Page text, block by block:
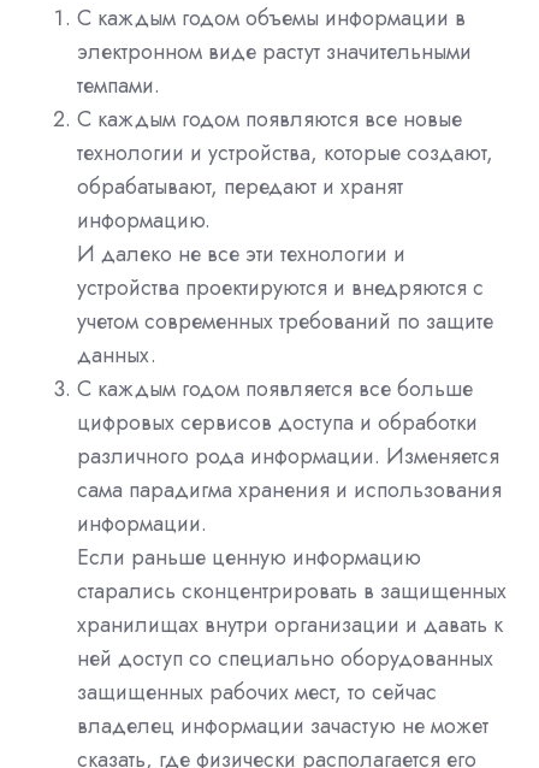
С каждым годом объемы информации в
электронном виде растут значительными
темпами.
С каждым годом появляются все новые
технологии и устройства, которые создают,
обрабатывают, передают и хранят
информацию.
И далеко не все эти технологии и
устройства проектируются и внедряются с
учетом современных требований по защите
данных.
С каждым годом появляется все больше
цифровых сервисов доступа и обработки
различного рода информации. Изменяется
сама парадигма хранения и использования
информации.
Если раньше ценную информацию
старались сконцентрировать в защищенных
хранилищах внутри организации и давать к
ней доступ со специально оборудованных
защищенных рабочих мест, то сейчас
владелец информации зачастую не может
сказать, где физически располагается его